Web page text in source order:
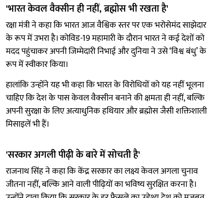
'भारत केवल वैक्सीन ही नहीं, ब्रह्मोस भी रखता है'
रक्षा मंत्री ने कहा कि भारत आज वैश्विक स्तर पर एक भरोसेमंद साझेदार
के रूप में उभरा है। कोविड-19 महामारी के दौरान भारत ने कई देशों को
मदद पहुंचाकर अपनी जिम्मेदारी निभाई और दुनिया ने उसे ‘विश्व बंधु’ के
रूप में स्वीकार किया।
हालांकि उन्होंने यह भी कहा कि भारत के विरोधियों को यह नहीं भूलना
चाहिए कि देश के पास केवल वैक्सीन बनाने की क्षमता ही नहीं, बल्कि
अपनी सुरक्षा के लिए अत्याधुनिक हथियार और ब्रह्मोस जैसी शक्तिशाली
मिसाइलें भी हैं।
'सरकार अगली पीढ़ी के बारे में सोचती है'
राजनाथ सिंह ने कहा कि केंद्र सरकार का लक्ष्य केवल अगला चुनाव
जीतना नहीं, बल्कि आने वाली पीढ़ियों का भविष्य सुरक्षित करना है।